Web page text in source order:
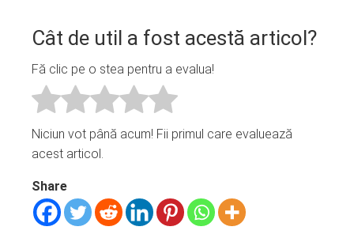
Cât de util a fost acestă articol?
Fă clic pe o stea pentru a evalua!
Niciun vot până acum! Fii primul care evaluează
acest articol.
Share